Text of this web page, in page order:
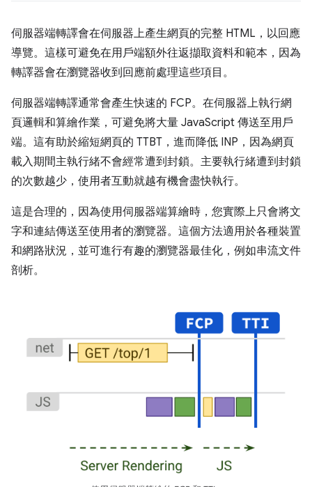
伺服器端轉譯會在伺服器上產生網頁的完整 HTML，以回應
導覽。這樣可避免在用戶端額外往返擷取資料和範本，因為
轉譯器會在瀏覽器收到回應前處理這些項目。
伺服器端轉譯通常會產生快速的 FCP。在伺服器上執行網
頁邏輯和算繪作業，可避免將大量 JavaScript 傳送至用戶
端。這有助於縮短網頁的 TTBT，進而降低 INP，因為網頁
載入期間主執行緒不會經常遭到封鎖。主要執行緒遭到封鎖
的次數越少，使用者互動就越有機會盡快執行。
這是合理的，因為使用伺服器端算繪時，您實際上只會將文
字和連結傳送至使用者的瀏覽器。這個方法適用於各種裝置
和網路狀況，並可進行有趣的瀏覽器最佳化，例如串流文件
剖析。